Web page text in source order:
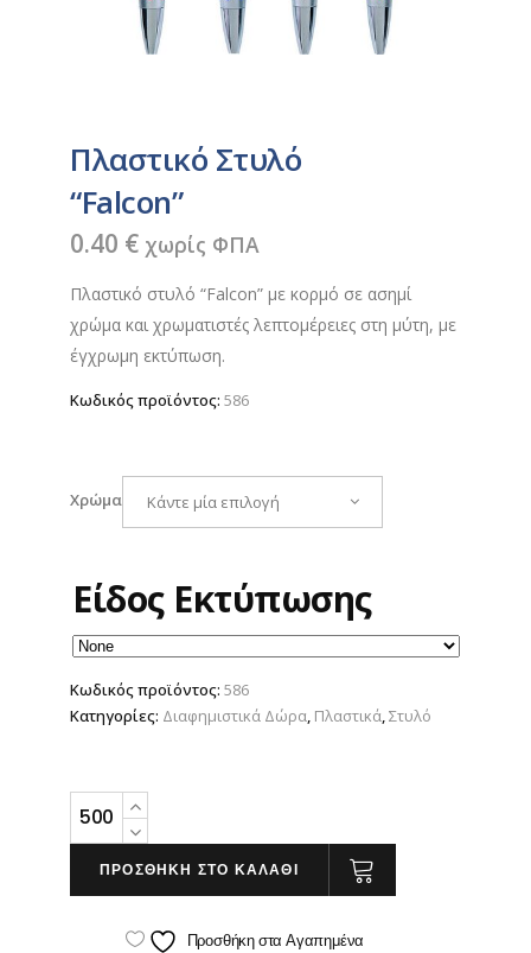
Πλαστικό Στυλό
“Falcon”
0.40 € χωρίς ΦΠΑ
Πλαστικό στυλό “Falcon” με κορμό σε ασημί
χρώμα και χρωματιστές λεπτομέρειες στη μύτη, με
έγχρωμη εκτύπωση.
Κωδικός προϊόντος: 586
Χρώμα Κάντε μία επιλογή
Είδος Εκτύπωσης
Κωδικός προϊόντος: 586
Κατηγορίες: Διαφημιστικά Δώρα Πλαστικά Στυλό
Πλαστικό
"Falcon"
quantity
ΠΡΟΣΘΗΚΗ ΣΤΟ ΚΑΛΑΘΙ
Προσθήκη στα Αγαπημένα